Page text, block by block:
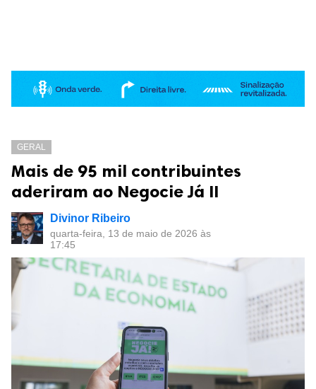
GERAL
Mais de 95 mil contribuintes
aderiram ao Negocie Já II
Divinor Ribeiro
quarta-feira, 13 de maio de 2026 às
17:45